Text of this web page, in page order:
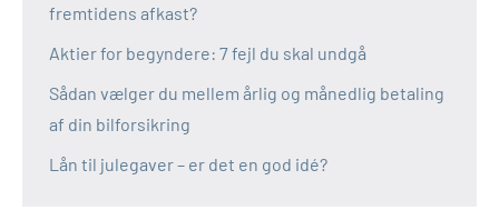
fremtidens afkast?
Aktier for begyndere: 7 fejl du skal undgå
Sådan vælger du mellem årlig og månedlig betaling
af din bilforsikring
Lån til julegaver – er det en god idé?